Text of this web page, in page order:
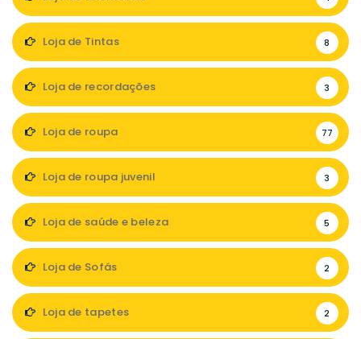
Loja de Tintas 8
Loja de recordações 3
Loja de roupa 77
Loja de roupa juvenil 3
Loja de saúde e beleza 5
Loja de Sofás 2
Loja de tapetes 2